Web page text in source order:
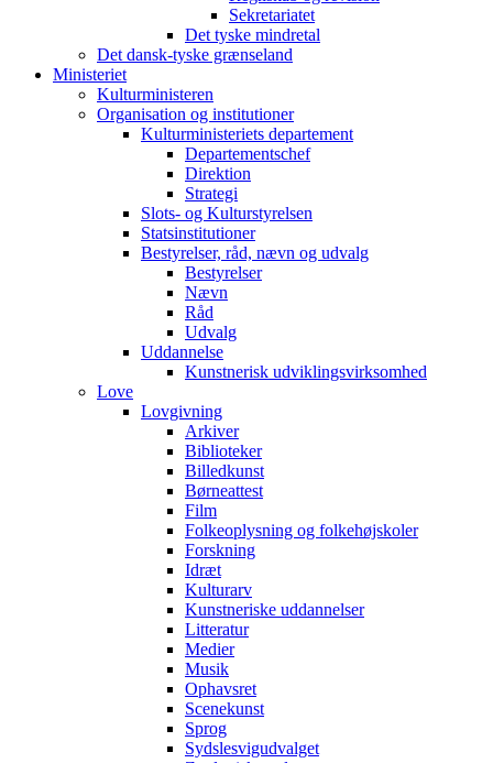
Sekretariatet
Det tyske mindretal
Det dansk-tyske grænseland
Ministeriet
Kulturministeren
Organisation og institutioner
Kulturministeriets departement
Departementschef
Direktion
Strategi
Slots- og Kulturstyrelsen
Statsinstitutioner
Bestyrelser, råd, nævn og udvalg
Bestyrelser
Nævn
Råd
Udvalg
Uddannelse
Kunstnerisk udviklingsvirksomhed
Love
Lovgivning
Arkiver
Biblioteker
Billedkunst
Børneattest
Film
Folkeoplysning og folkehøjskoler
Forskning
Idræt
Kulturarv
Kunstneriske uddannelser
Litteratur
Medier
Musik
Ophavsret
Scenekunst
Sprog
Sydslesvigudvalget